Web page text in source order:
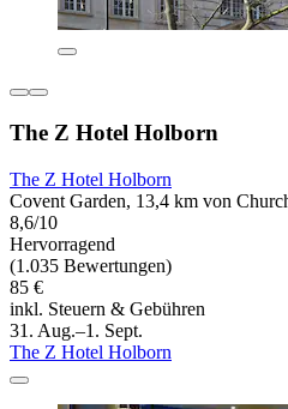
The Z Hotel Holborn
The Z Hotel Holborn
Covent Garden, 13,4 km von
8,6/10
Hervorragend
(1.035 Bewertungen)
85 €
inkl. Steuern & Gebühren
31. Aug.–1. Sept.
The Z Hotel Holborn